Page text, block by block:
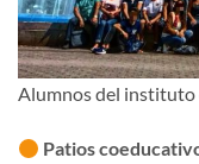
Alumnos del instituto
Patios